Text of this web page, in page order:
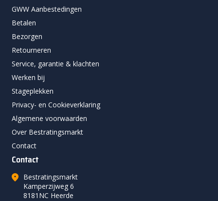
GWW Aanbestedingen
Betalen
Bezorgen
Retourneren
Service, garantie & klachten
Werken bij
Stageplekken
Privacy- en Cookieverklaring
Algemene voorwaarden
Over Bestratingsmarkt
Contact
Contact
Bestratingsmarkt
Kamperzijweg 6
8181NC Heerde